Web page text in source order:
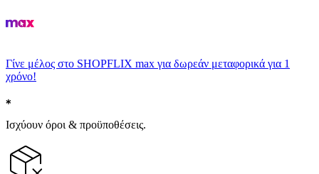
Γίνε μέλος στο SHOPFLIX max για δωρεάν μεταφορικά για 1
χρόνο!
Ισχύουν όροι & προϋποθέσεις.